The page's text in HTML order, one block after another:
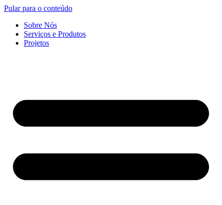
Pular para o conteúdo
Sobre Nós
Serviços e Produtos
Projetos